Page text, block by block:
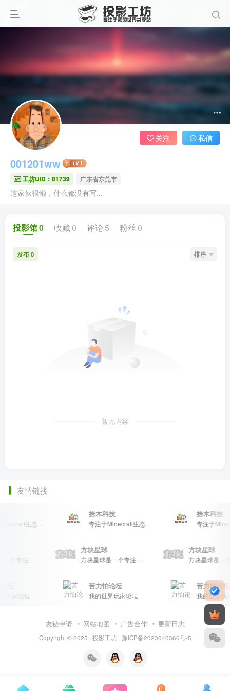
001201ww
工坊UID：81739 广东省东莞市
这家伙很懒，什么都没有写...
关注 私信
投影馆0 收藏 0 评论 5 粉丝 0
发布 0 排序
暂无内容
友情链接
专注于Minecraft生态建设
拾木科技
专注于Minecraft生态建设
拾木科技
方块星球是一个专注于我的世界的中文论坛，提供丰富的资源分享、玩家交流和创意展示，包括地图、皮肤、数据包等内容，打造Minecraft玩家的专属社区乐园！
方块星球
方块星球是一个专注于我的世界的中文论坛，提供丰富的资源分享、玩家交流和创意展示，包括地图、皮肤、数据包等内容，打造Minecraft玩家的专属社区乐园！
方块星球
玩家论坛
苦力怕论坛
我的世界玩家论坛
苦力怕论坛
我的世界玩
友链申请 网站地图 广告合作 更新日志
Copyright © 2025 · 投影工坊· 豫ICP备2023040366号-5